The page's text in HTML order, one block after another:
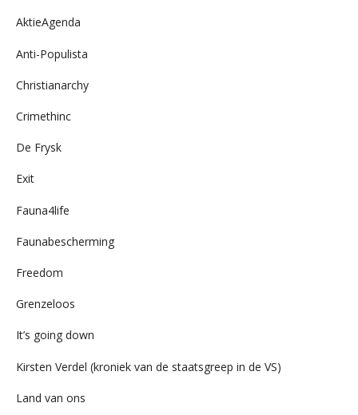
AktieAgenda
Anti-Populista
Christianarchy
Crimethinc
De Frysk
Exit
Fauna4life
Faunabescherming
Freedom
Grenzeloos
It’s going down
Kirsten Verdel (kroniek van de staatsgreep in de VS)
Land van ons